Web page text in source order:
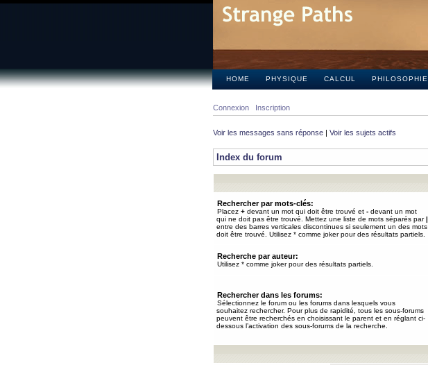
HOME PHYSIQUE CALCUL PHILOSOPHIE
Connexion Inscription
Voir les messages sans réponse | Voir les sujets actifs
Index du forum
Rechercher par mots-clés:
Placez + devant un mot qui doit être trouvé et - devant un mot
qui ne doit pas être trouvé. Mettez une liste de mots séparés par|
entre des barres verticales discontinues si seulement un des mots
doit être trouvé. Utilisez * comme joker pour des résultats partiels.
Recherche par auteur:
Utilisez * comme joker pour des résultats partiels.
Rechercher dans les forums:
Sélectionnez le forum ou les forums dans lesquels vous
souhaitez rechercher. Pour plus de rapidité, tous les sous-forums
peuvent être recherchés en choisissant le parent et en réglant ci-
dessous l’activation des sous-forums de la recherche.